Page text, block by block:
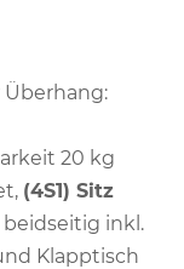
20 kg
(4S1) Sitz
beidseitig inkl.
Klapptisch